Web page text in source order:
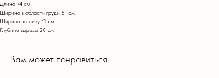
Длина 74 см
Ширина в области груди 51 см
Ширина по низу 61 см
Глубина выреза 20 см
Вам может понравиться